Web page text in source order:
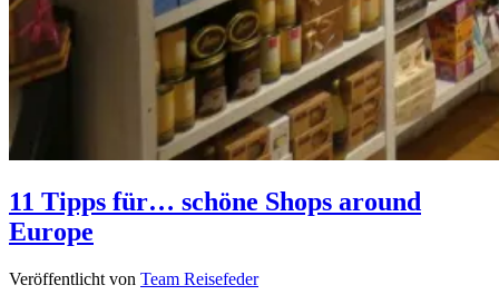
11 Tipps für… schöne Shops around
Europe
Veröffentlicht von Team Reisefeder